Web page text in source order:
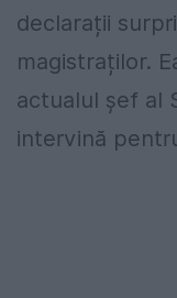
declarații
magistraților.
actualul şef al
intervină